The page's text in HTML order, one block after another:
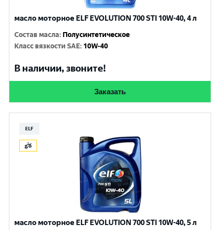
масло моторное ELF EVOLUTION 700 STI 10W-40, 4 л
Состав масла: Полусинтетическое
Класс вязкости SAE: 10W-40
В наличии, звоните!
Заказать
ELF
масло моторное ELF EVOLUTION 700 STI 10W-40, 5 л